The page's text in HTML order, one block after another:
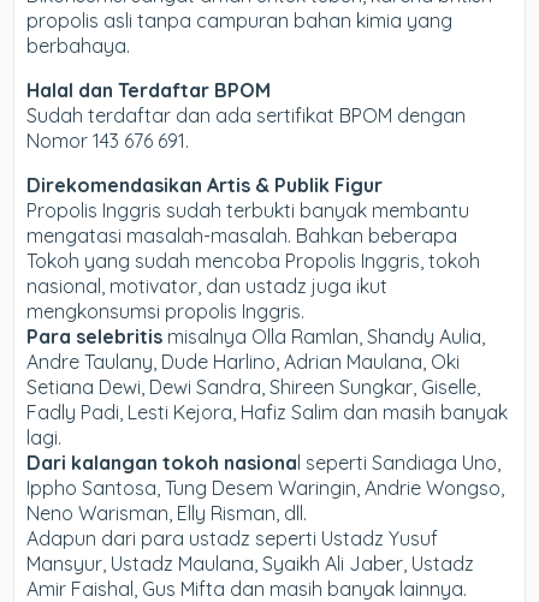
propolis asli tanpa campuran bahan kimia yang
berbahaya.
Halal dan Terdaftar BPOM
Sudah terdaftar dan ada sertifikat BPOM dengan
Nomor 143 676 691.
Direkomendasikan Artis & Publik Figur
Propolis Inggris sudah terbukti banyak membantu
mengatasi masalah-masalah. Bahkan beberapa
Tokoh yang sudah mencoba Propolis Inggris, tokoh
nasional, motivator, dan ustadz juga ikut
mengkonsumsi propolis Inggris.
Para selebritis misalnya Olla Ramlan, Shandy Aulia,
Andre Taulany, Dude Harlino, Adrian Maulana, Oki
Setiana Dewi, Dewi Sandra, Shireen Sungkar, Giselle,
Fadly Padi, Lesti Kejora, Hafiz Salim dan masih banyak
lagi.
Dari kalangan tokoh nasional seperti Sandiaga Uno,
Ippho Santosa, Tung Desem Waringin, Andrie Wongso,
Neno Warisman, Elly Risman, dll.
Adapun dari para ustadz seperti Ustadz Yusuf
Mansyur, Ustadz Maulana, Syaikh Ali Jaber, Ustadz
Amir Faishal, Gus Mifta dan masih banyak lainnya.